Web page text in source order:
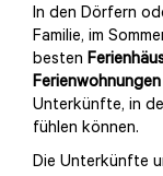
In den Dörfern
Familie, im
besten
Ferienwohnungen
Unterkünfte, in
fühlen können.
Die Unterkünfte